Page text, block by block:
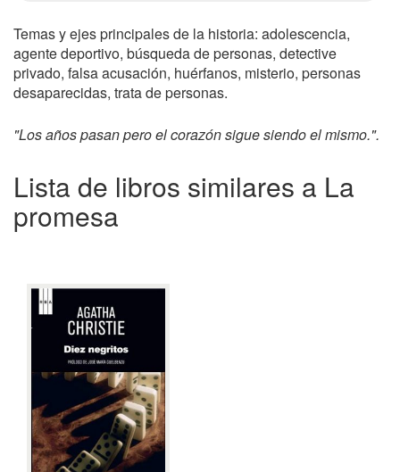
Temas y ejes principales de la historia: adolescencia,
agente deportivo, búsqueda de personas, detective
privado, falsa acusación, huérfanos, misterio, personas
desaparecidas, trata de personas.
"Los años pasan pero el corazón sigue siendo el mismo.".
Lista de libros similares a La
promesa